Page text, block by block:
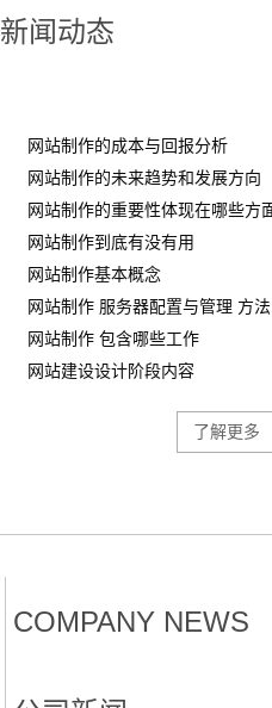
新闻动态
网站制作的成本与回报分析
网站制作的未来趋势和发展方向
网站制作的重要性体现在哪些方
网站制作到底有没有用
网站制作基本概念
网站制作 服务器配置与管理 方法
网站制作 包含哪些工作
网站建设设计阶段内容
了解更多
COMPANY NEWS